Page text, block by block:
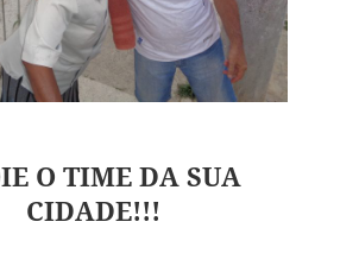
O TIME DA SUA
CIDADE!!!